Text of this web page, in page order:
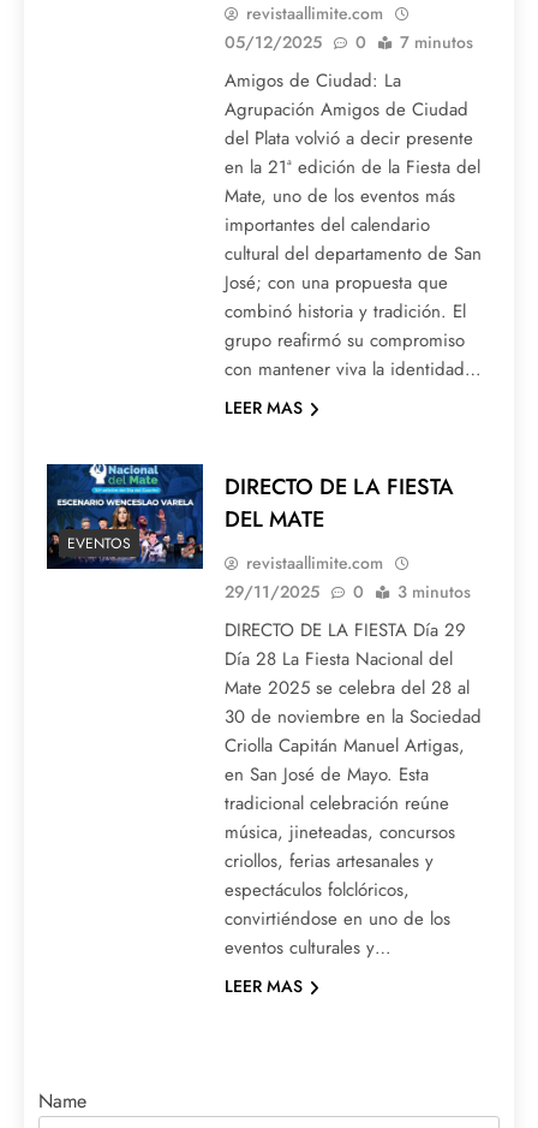
revistaallimite.com
05/12/2025
0 7 minutos
Amigos de Ciudad: La
Agrupación Amigos de Ciudad
del Plata volvió a decir presente
en la 21ª edición de la Fiesta del
Mate, uno de los eventos más
importantes del calendario
cultural del departamento de San
José; con una propuesta que
combinó historia y tradición. El
grupo reafirmó su compromiso
con mantener viva la identidad…
LEER MAS
EVENTOS
DIRECTO DE LA FIESTA
DEL MATE
revistaallimite.com
29/11/2025
0 3 minutos
DIRECTO DE LA FIESTA Día 29
Día 28 La Fiesta Nacional del
Mate 2025 se celebra del 28 al
30 de noviembre en la Sociedad
Criolla Capitán Manuel Artigas,
en San José de Mayo. Esta
tradicional celebración reúne
música, jineteadas, concursos
criollos, ferias artesanales y
espectáculos folclóricos,
convirtiéndose en uno de los
eventos culturales y…
LEER MAS
Name